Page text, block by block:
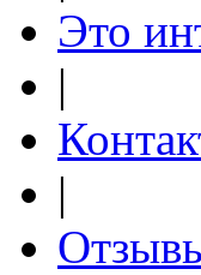
Это
|
|